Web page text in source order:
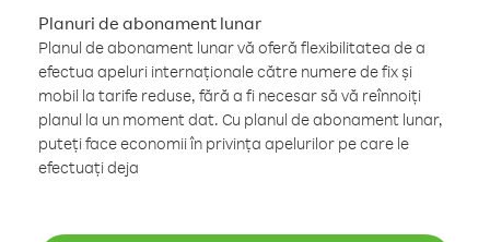
Planuri de abonament lunar
Planul de abonament lunar vă oferă flexibilitatea de a
efectua apeluri internaționale către numere de fix și
mobil la tarife reduse, fără a fi necesar să vă reînnoiți
planul la un moment dat. Cu planul de abonament lunar,
puteți face economii în privința apelurilor pe care le
efectuați deja